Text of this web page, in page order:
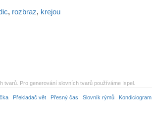
, rozbraz, krejou
tvarů. Pro generování slovních tvarů používáme Ispel.
Překladač vět Přesný čas Slovník rýmů Kondiciogram